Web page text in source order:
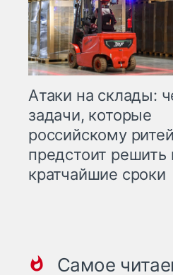
Атаки на склады:
задачи, которые
российскому
предстоит решить
кратчайшие сроки
Самое